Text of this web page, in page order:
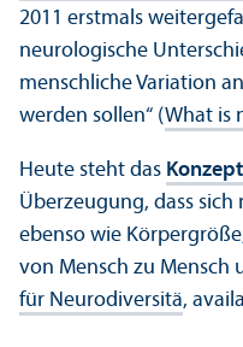
2011 erstmals
neurologische
menschliche Variation
werden sollen“ (What is
Heute steht das
Über­zeugung, dass
ebenso wie
von Mensch zu Mensch
für Neurodiversitä,